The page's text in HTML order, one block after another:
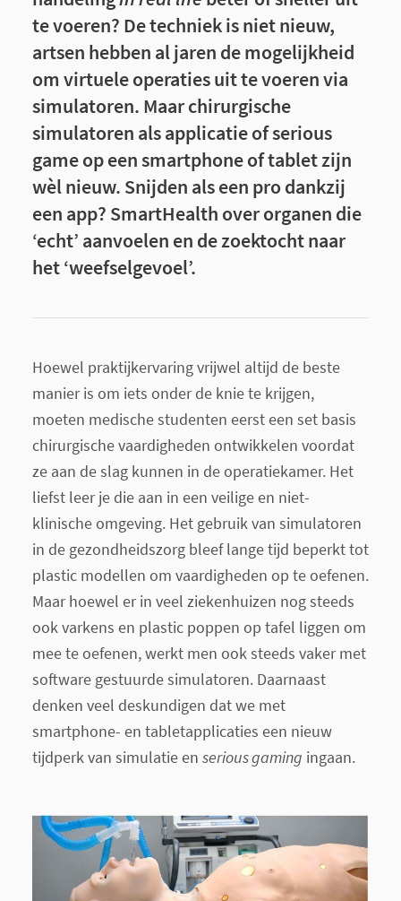
te voeren? De techniek is niet nieuw,
artsen hebben al jaren de mogelijkheid
om virtuele operaties uit te voeren via
simulatoren. Maar chirurgische
simulatoren als applicatie of serious
game op een smartphone of tablet zijn
wèl nieuw. Snijden als een pro dankzij
een app? SmartHealth over organen die
‘echt’ aanvoelen en de zoektocht naar
het ‘weefselgevoel’.
Hoewel praktijkervaring vrijwel altijd de beste
manier is om iets onder de knie te krijgen,
moeten medische studenten eerst een set basis
chirurgische vaardigheden ontwikkelen voordat
ze aan de slag kunnen in de operatiekamer. Het
liefst leer je die aan in een veilige en niet-
klinische omgeving. Het gebruik van simulatoren
in de gezondheidszorg bleef lange tijd beperkt tot
plastic modellen om vaardigheden op te oefenen.
Maar hoewel er in veel ziekenhuizen nog steeds
ook varkens en plastic poppen op tafel liggen om
mee te oefenen, werkt men ook steeds vaker met
software gestuurde simulatoren. Daarnaast
denken veel deskundigen dat we met
smartphone- en tabletapplicaties een nieuw
tijdperk van simulatie en serious gaming ingaan.